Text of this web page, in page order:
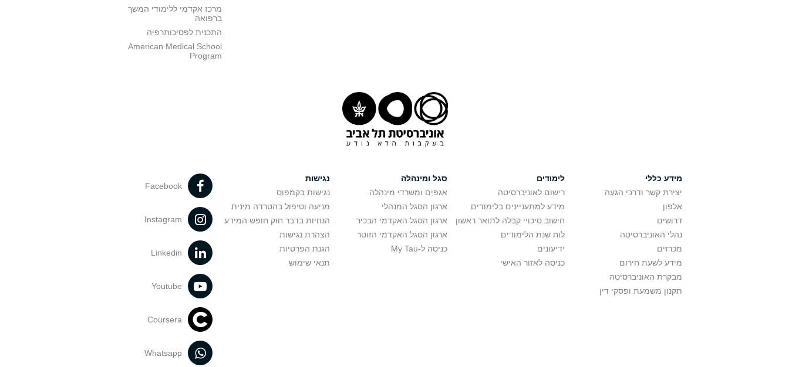
מרכז אקדמי ללימודי המשך
ברפואה
התכנית לפסיכותרפיה
American Medical School
Program
מידע כללי
יצירת קשר ודרכי הגעה
אלפון
דרושים
נהלי האוניברסיטה
מכרזים
מידע לשעת חירום
מבקרת האוניברסיטה
תקנון משמעת ופסקי דין
לימודים
רישום לאוניברסיטה
מידע למתעניינים בלימודים
חישוב סיכויי קבלה לתואר ראשון
לוח שנת הלימודים
ידיעונים
כניסה לאזור האישי
סגל ומינהלה
אגפים ומשרדי מינהלה
ארגון הסגל המנהלי
ארגון הסגל האקדמי הבכיר
ארגון הסגל האקדמי הזוטר
כניסה ל-My Tau
נגישות
נגישות בקמפוס
מניעה וטיפול בהטרדה מינית
הנחיות בדבר חוק חופש המידע
הצהרת נגישות
הגנת הפרטיות
תנאי שימוש
Facebook
Instagram
Linkedin
Youtube
Coursera
Whatsapp